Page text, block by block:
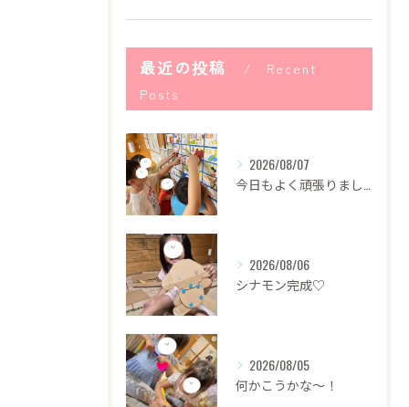
最近の投稿
Recent
Posts
2026/08/07
2026/08/06
シナモン完成♡
2026/08/05
何かこうかな〜！